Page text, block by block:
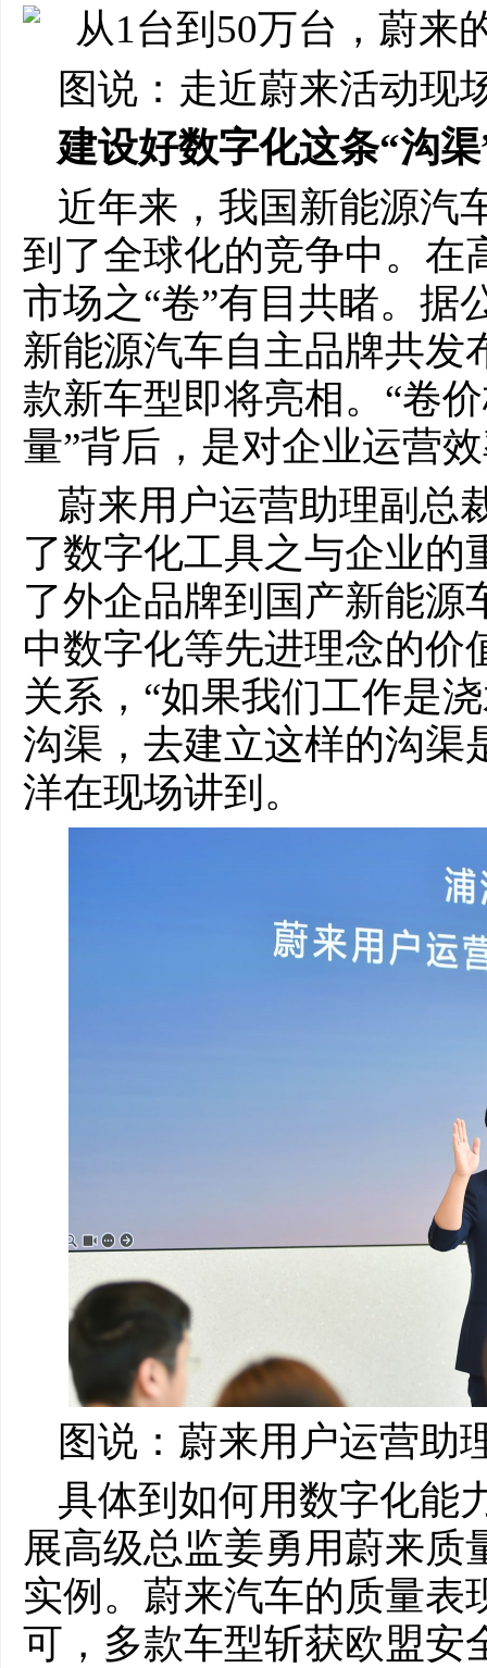
图说：走近蔚来活动现
建设好数字化这条“沟
近年来，我国新能源汽
到了全球化的竞争中。在
市场之“卷”有目共睹。据
新能源汽车自主品牌共发
款新车型即将亮相。“卷
量”背后，是对企业运营
蔚来用户运营助理副总
了数字化工具之与企业的
了外企品牌到国产新能源
中数字化等先进理念的价
关系，“如果我们工作是
沟渠，去建立这样的沟渠
洋在现场讲到。
图说：蔚来用户运营助
具体到如何用数字化能
展高级总监姜勇用蔚来质
实例。蔚来汽车的质量表
可，多款车型斩获欧盟安